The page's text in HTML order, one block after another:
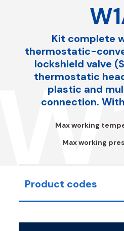
Kit complete
thermostatic-
lockshield valve
thermostatic
plastic and
connection.
Max working
Max working
Product codes